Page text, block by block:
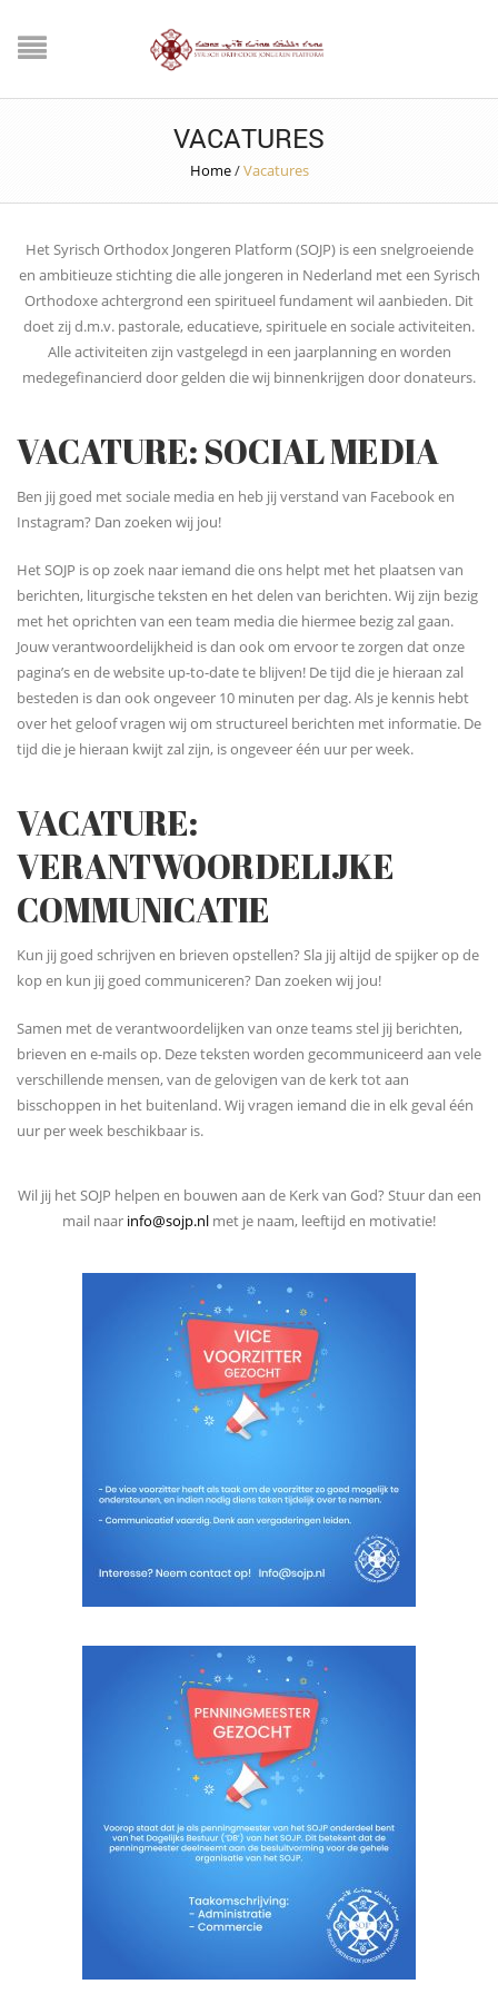
VACATURES
Home/Vacatures
Het Syrisch Orthodox Jongeren Platform (SOJP) is een snelgroeiende
en ambitieuze stichting die alle jongeren in Nederland met een Syrisch
Orthodoxe achtergrond een spiritueel fundament wil aanbieden. Dit
doet zij d.m.v. pastorale, educatieve, spirituele en sociale activiteiten.
Alle activiteiten zijn vastgelegd in een jaarplanning en worden
medegefinancierd door gelden die wij binnenkrijgen door donateurs.
VACATURE: SOCIAL MEDIA
Ben jij goed met sociale media en heb jij verstand van Facebook en
Instagram? Dan zoeken wij jou!
Het SOJP is op zoek naar iemand die ons helpt met het plaatsen van
berichten, liturgische teksten en het delen van berichten. Wij zijn bezig
met het oprichten van een team media die hiermee bezig zal gaan.
Jouw verantwoordelijkheid is dan ook om ervoor te zorgen dat onze
pagina’s en de website up-to-date te blijven! De tijd die je hieraan zal
besteden is dan ook ongeveer 10 minuten per dag. Als je kennis hebt
over het geloof vragen wij om structureel berichten met informatie. De
tijd die je hieraan kwijt zal zijn, is ongeveer één uur per week.
VACATURE:
VERANTWOORDELIJKE
COMMUNICATIE
Kun jij goed schrijven en brieven opstellen? Sla jij altijd de spijker op de
kop en kun jij goed communiceren? Dan zoeken wij jou!
Samen met de verantwoordelijken van onze teams stel jij berichten,
brieven en e-mails op. Deze teksten worden gecommuniceerd aan vele
verschillende mensen, van de gelovigen van de kerk tot aan
bisschoppen in het buitenland. Wij vragen iemand die in elk geval één
uur per week beschikbaar is.
Wil jij het SOJP helpen en bouwen aan de Kerk van God? Stuur dan een
mail naar info@sojp.nl met je naam, leeftijd en motivatie!